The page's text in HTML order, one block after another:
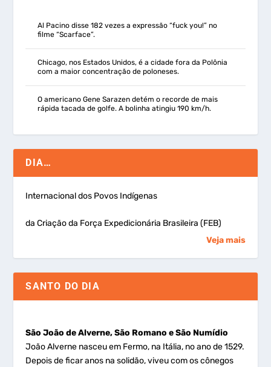
Al Pacino disse 182 vezes a expressão “fuck you!” no
filme “Scarface”.
Chicago, nos Estados Unidos, é a cidade fora da Polônia
com a maior concentração de poloneses.
O americano Gene Sarazen detém o recorde de mais
rápida tacada de golfe. A bolinha atingiu 190 km/h.
DIA…
Internacional dos Povos Indígenas
da Criação da Força Expedicionária Brasileira (FEB)
Veja mais
SANTO DO DIA
São João de Alverne, São Romano e São Numídio
João Alverne nasceu em Fermo, na Itália, no ano de 1529.
Depois de ficar anos na solidão, viveu com os cônegos